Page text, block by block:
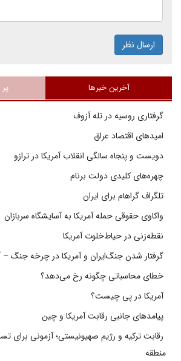
ارسال نظر
آخرین خبرها
گرفتاری روسیه در تله آزوف
امیدهای اقتصاد عراق
دویست و پنجاه سالگی انقلاب آمریکا در ترازو
چهره‌های کلیدی دولت برنام
تلگراف گراهام برای ایران
واکاوی حقوقی حمله آمریکا به آسایشگاه سربازان
نقطه‌زنی در حیاط‌خلوت آمریکا
گرفتار شدن جنگ‌ایران و آمریکا در چرخه
خطای محاسباتی چگونه رخ می‌دهد؟
آمریکا در پی چیست؟
پیامدهای جانبی رقابت آمریکا و چین
رقابت ترکیه و رژیم صهیونیستی؛ آزمونی برای
منطقه